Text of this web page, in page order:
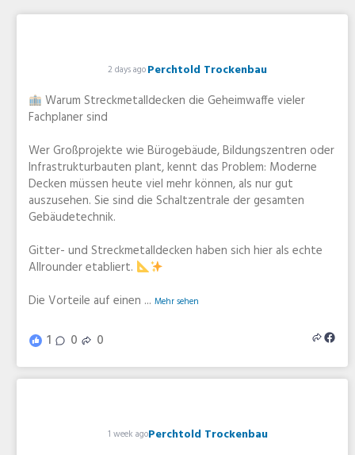
Perchtold Trockenbau
2 days ago
Warum Streckmetalldecken die Geheimwaffe vieler
Fachplaner sind
Wer Großprojekte wie Bürogebäude, Bildungszentren oder
Infrastrukturbauten plant, kennt das Problem: Moderne
Decken müssen heute viel mehr können, als nur gut
auszusehen. Sie sind die Schaltzentrale der gesamten
Gebäudetechnik.
Gitter- und Streckmetalldecken haben sich hier als echte
Allrounder etabliert.
Die Vorteile auf einen ...Mehr sehen
1 0 0
Perchtold Trockenbau
1 week ago